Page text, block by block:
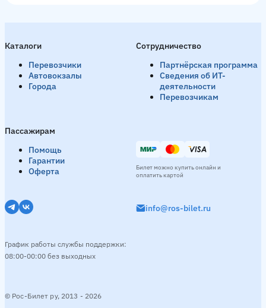
Каталоги
Перевозчики
Автовокзалы
Города
Пассажирам
Помощь
Гарантии
Оферта
Сотрудничество
Партнёрская программа
Сведения об ИТ-
деятельности
Перевозчикам
© Рос-Билет ру, 2013 - 2026
info@ros-bilet.ru
График работы службы поддержки:
08:00-00:00 без выходных
Билет можно купить онлайн и
оплатить картой